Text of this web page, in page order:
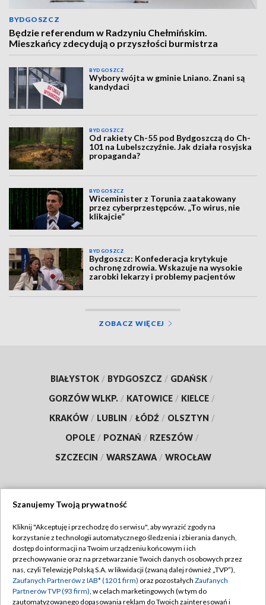
BYDGOSZCZ
Będzie referendum w Radzyniu Chełmińskim.
Mieszkańcy zdecydują o przyszłości burmistrza
BYDGOSZCZ
Wybory wójta w gminie Lniano. Znani są
kandydaci
BYDGOSZCZ
Od rakiety Ch-55 pod Bydgoszczą do Ch-
101 na Lubelszczyźnie. Jak działa rosyjska
propaganda?
BYDGOSZCZ
Wiceminister z Torunia zaatakowany
przez cyberprzestępców. „To wirus, nie
klikajcie”
BYDGOSZCZ
Bydgoszcz: Konfederacja krytykuje
ochronę zdrowia. Wskazuje na wysokie
zarobki lekarzy i problemy pacjentów
ZOBACZ WIĘCEJ
BIAŁYSTOK / BYDGOSZCZ / GDAŃSK /
GORZÓW WLKP. / KATOWICE / KIELCE /
KRAKÓW / LUBLIN / ŁÓDŹ / OLSZTYN /
OPOLE / POZNAŃ / RZESZÓW /
SZCZECIN / WARSZAWA / WROCŁAW
TVP
Abonament TVP
Emisja w TVP
Centrum informacji TVP
Regulamin TVP
Polityka prywatności
Moje zgody
Szanujemy Twoją prywatność
Kliknij "Akceptuję i przechodzę do serwisu", aby wyrazić zgody na
korzystanie z technologii automatycznego śledzenia i zbierania danych,
dostęp do informacji na Twoim urządzeniu końcowym i ich
przechowywanie oraz na przetwarzanie Twoich danych osobowych przez
nas, czyli Telewizję Polską S.A. w likwidacji (zwaną dalej również „TVP”),
Zaufanych Partnerów z IAB* (1201 firm) oraz pozostałych Zaufanych
Partnerów TVP (93 firm), w celach marketingowych (w tym do
zautomatyzowanego dopasowania reklam do Twoich zainteresowań i